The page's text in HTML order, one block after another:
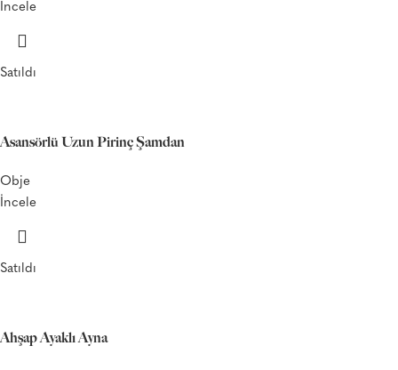
İncele
Satıldı
Asansörlü Uzun Pirinç Şamdan
Obje
İncele
Satıldı
Ahşap Ayaklı Ayna